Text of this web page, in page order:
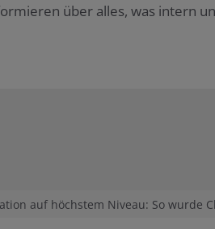
über alles, was intern
auf höchstem Niveau: So wurde